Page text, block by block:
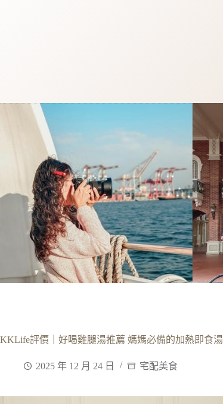
KKLife評價｜好喝雞腿湯推薦 媽媽必備的加熱即食
2025 年 12 月 24 日 宅配美食